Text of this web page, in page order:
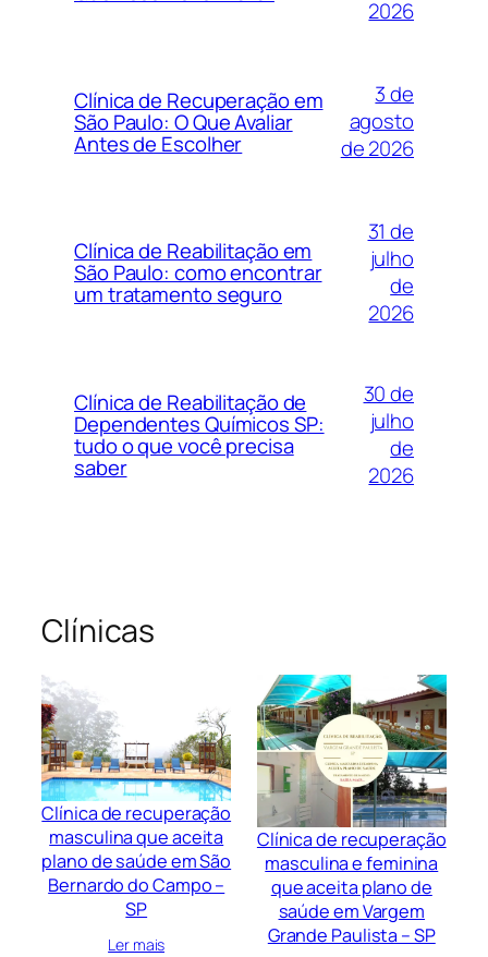
2026
Clínica de Recuperação em
São Paulo: O Que Avaliar
Antes de Escolher
3 de
agosto
de 2026
Clínica de Reabilitação em
São Paulo: como encontrar
um tratamento seguro
31 de
julho
de
2026
Clínica de Reabilitação de
Dependentes Químicos SP:
tudo o que você precisa
saber
30 de
julho
de
2026
Clínicas
Clínica de recuperação
masculina que aceita
plano de saúde em São
Bernardo do Campo –
SP
Ler mais
Clínica de recuperação
masculina e feminina
que aceita plano de
saúde em Vargem
Grande Paulista – SP